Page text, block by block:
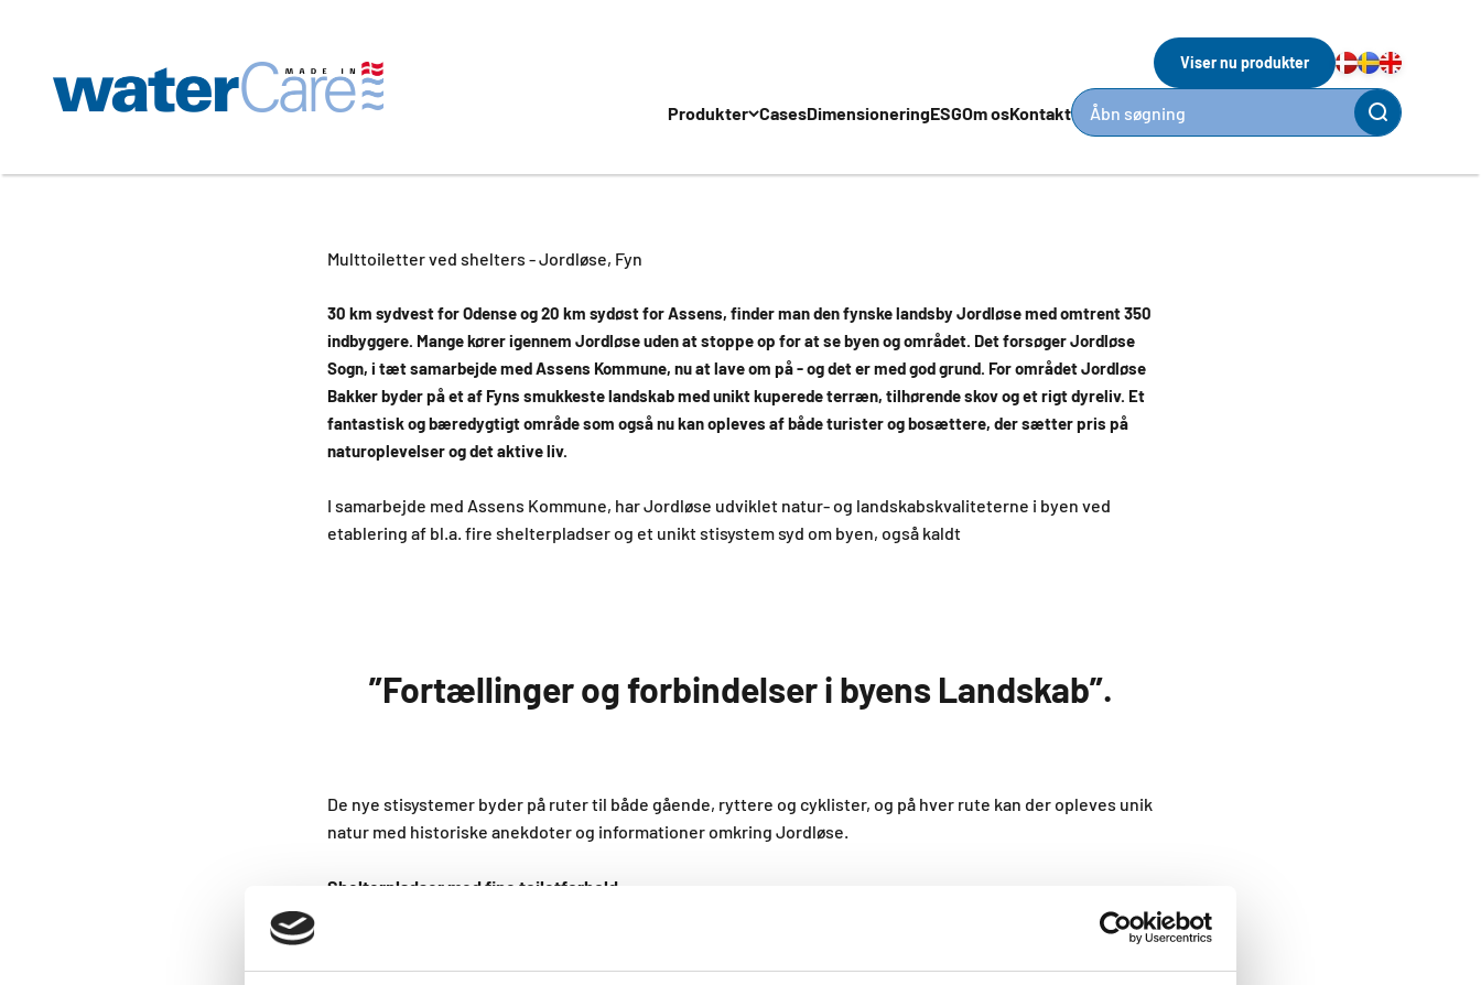
WaterCare
Produkter CasesDimensioneringESGOm osKontakt Åbn søgning
Viser nu produkter
Multtoiletter ved shelters - Jordløse, Fyn
30 km sydvest for Odense og 20 km sydøst for Assens, finder man den fynske landsby Jordløse med omtrent 350
indbyggere. Mange kører igennem Jordløse uden at stoppe op for at se byen og området. Det forsøger Jordløse
Sogn, i tæt samarbejde med Assens Kommune, nu at lave om på - og det er med god grund. For området Jordløse
Bakker byder på et af Fyns smukkeste landskab med unikt kuperede terræn, tilhørende skov og et rigt dyreliv. Et
fantastisk og bæredygtigt område som også nu kan opleves af både turister og bosættere, der sætter pris på
naturoplevelser og det aktive liv.
I samarbejde med Assens Kommune, har Jordløse udviklet natur- og landskabskvaliteterne i byen ved
etablering af bl.a. fire shelterpladser og et unikt stisystem syd om byen, også kaldt
”Fortællinger og forbindelser i byens Landskab”.
De nye stisystemer byder på ruter til både gående, ryttere og cyklister, og på hver rute kan der opleves unik
natur med historiske anekdoter og informationer omkring Jordløse.
Shelterpladser med fine toiletforhold
multtoiletter. Multtoiletterne er bygget direkte ovenpå specialdesignede WaterCare Samletanke på 1.200 l,